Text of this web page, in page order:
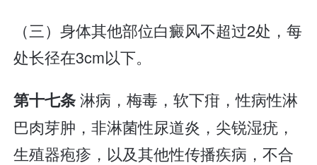
（三）身体其他部位白癜风不超过2处，每
处长径在3cm以下。
第十七条淋病，梅毒，软下疳，性病性淋
巴肉芽肿，非淋菌性尿道炎，尖锐湿疣，
生殖器疱疹，以及其他性传播疾病，不合